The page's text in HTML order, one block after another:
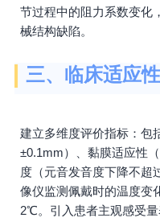
节过程中的阻力系数变化
械结构缺陷。
三、临床适应
建立多维度评价指标：包
±0.1mm）、黏膜适应性
度（元音发音度下降不超
像仪监测佩戴时的温度变
2℃。引入患者主观感受